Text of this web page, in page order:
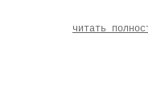
читать